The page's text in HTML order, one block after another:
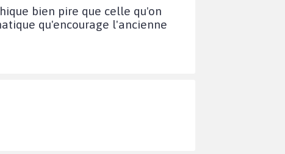
bien pire que celle qu'on
qu'encourage l'ancienne